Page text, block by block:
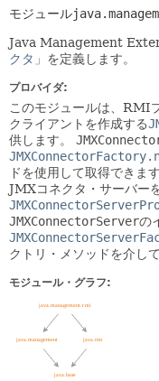
モジュール
Java Management
クタ」 を定義します。
プロバイダ:
このモジュールは、RMI
クライアントを作成する
供します。
ドを使用して取得できます
JMXコネクタ・サーバー
JMXConnectorServerの
クトリ・メソッドを介し
モジュール・グラフ: